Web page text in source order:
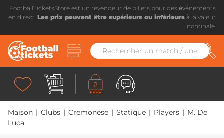
FootballTicketsStore est un revendeur de billets pour des événements
en direct. Les prix peuvent être supérieurs ou inférieurs à la valeur
nominale.
Maison | Clubs | Cremonese | Statique | Players | M. De
Luca